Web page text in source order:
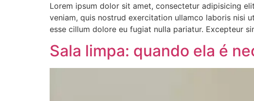
Lorem ipsum dolor sit amet, consectetur adipisicing
veniam, quis nostrud exercitation ullamco laboris nisi
esse cillum dolore eu fugiat nulla pariatur. Excepteur
Sala limpa: quando ela é